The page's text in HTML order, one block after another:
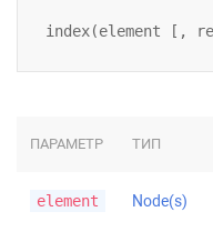
ПАРАМЕТР ТИП
element Node(s)